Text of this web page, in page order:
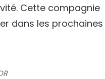
Cette compagnie
dans les prochaines